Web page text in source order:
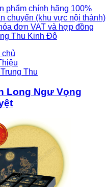
phẩm chính hãng 100%
chuyển (khu vực nội thành)
đơn VAT và hợp đồng
chủ
Thu
Long Ngư Vọng